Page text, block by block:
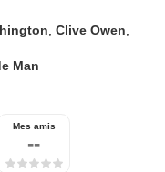
,Clive Owen
Man
Mes amis
--